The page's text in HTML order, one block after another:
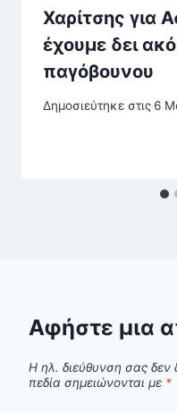
Χαρίτσης για
έχουμε δει
παγόβουνου
Δημοσιεύτηκε στις 6
Αφήστε μια
Η ηλ. διεύθυνση σας δεν
πεδία σημειώνονται με *